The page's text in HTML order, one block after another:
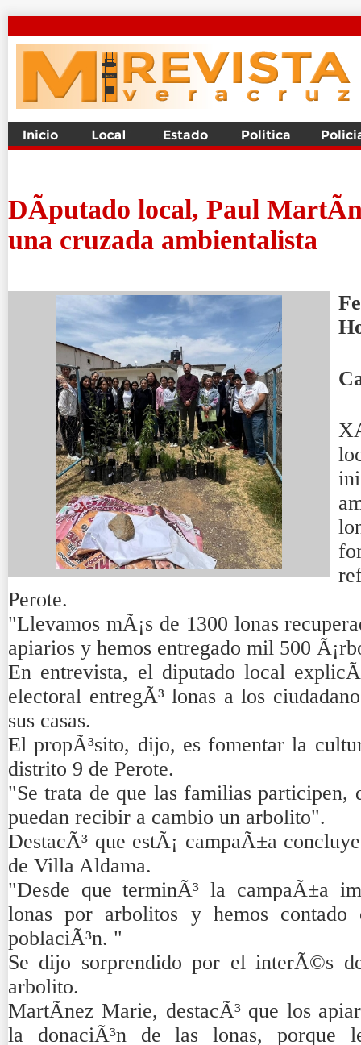
DÃ­putado local, Paul
una cruzada ambientalista
Perote.
"Llevamos mÃ¡s de 1300 lonas
apiarios y hemos entregado mil 500
En entrevista, el diputado local
electoral entregÃ³ lonas a los
sus casas.
El propÃ³sito, dijo, es fomentar la
distrito 9 de Perote.
"Se trata de que las familias participen,
puedan recibir a cambio un arbolito".
DestacÃ³ que estÃ¡ campaÃ±a
de Villa Aldama.
"Desde que terminÃ³ la campaÃ±a
lonas por arbolitos y hemos contado
poblaciÃ³n. "
Se dijo sorprendido por el interÃ©s
arbolito.
MartÃ­nez Marie, destacÃ³ que los
la donaciÃ³n de las lonas, porque